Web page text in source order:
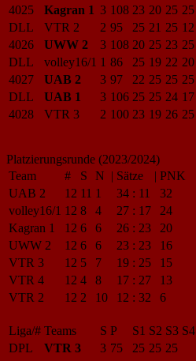
4025
Kagran 1 3 108 23 20 25 25
DLL
VTR 2 2 95 25 21 25 12
4026
UWW 2 3 108 20 25 23 25
DLL
volley16/1 1 86 25 19 22 20
4027
UAB 2 3 97 22 25 25 25
DLL
UAB 1 3 106 25 25 24 17
4028
VTR 3 2 100 23 19 26 25
Platzierungsrunde (2023/2024)
Team
# S N | Sätze | PNK
UAB 2
12 11 1 34 : 11
32
volley16/1 12 8 4 27 : 17
24
Kagran 1
12 6 6 26 : 23
20
UWW 2
12 6 6 23 : 23
16
VTR 3
12 5 7 19 : 25
15
VTR 4
12 4 8 17 : 27
13
VTR 2
12 2 10 12 : 32 6
Liga/# Teams S P S1 S2 S3 S4
DPL
VTR 3 3 75 25 25 25